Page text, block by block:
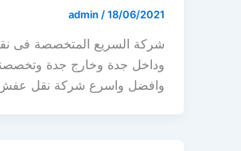
admin /18/06/2021
شركة السريع المتخصصة فى
وداخل جدة وخارج جدة
وافضل واسرع شركة نقل